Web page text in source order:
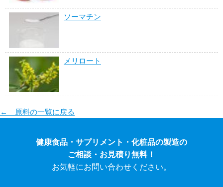
ソーマチン
メリロート
← 原料の一覧に戻る
健康食品・サプリメント・化粧品の製造の
ご相談・お見積り無料！
お気軽にお問い合わせください。